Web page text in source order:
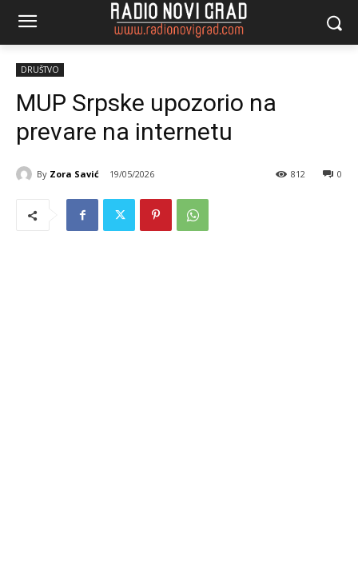
DRUŠTVO
MUP Srpske upozorio na
prevare na internetu
By Zora Savić 19/05/2026 0
812